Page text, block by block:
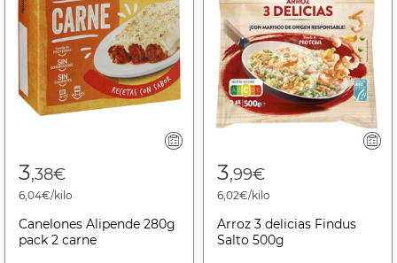
3,38€
6,04€/kilo
Canelones Alipende 280g
pack 2 carne
3,99€
6,02€/kilo
Arroz 3 delicias Findus
Salto 500g